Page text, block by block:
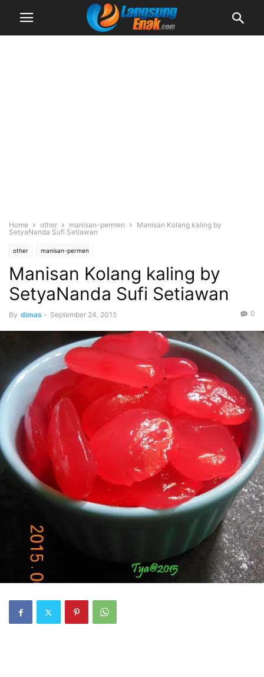
Home other manisan-permen
Manisan Kolang kaling by
SetyaNanda Sufi Setiawan
other manisan-permen
Manisan Kolang kaling by
SetyaNanda Sufi Setiawan
By dimas - September 24, 2015 0